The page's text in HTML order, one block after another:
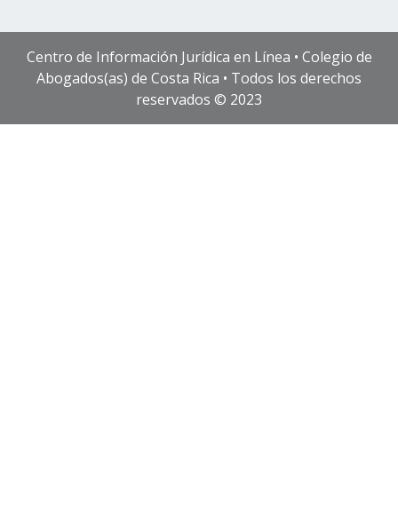
Centro de Información Jurídica en Línea • Colegio de
Abogados(as) de Costa Rica • Todos los derechos
reservados © 2023